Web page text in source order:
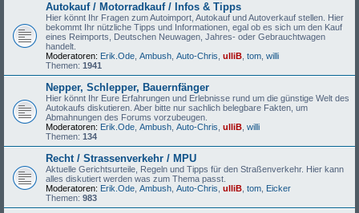
Autokauf / Motorradkauf / Infos & Tipps
Hier könnt Ihr Fragen zum Autoimport, Autokauf und Autoverkauf stellen. Hier
bekommt Ihr nützliche Tipps und Informationen, egal ob es sich um den Kauf
eines Reimports, Deutschen Neuwagen, Jahres- oder Gebrauchtwagen
handelt.
Moderatoren: Erik.Ode Ambush Auto-Chris ulliB tom willi
Themen: 1941
Nepper, Schlepper, Bauernfänger
Hier könnt Ihr Eure Erfahrungen und Erlebnisse rund um die günstige Welt des
Autokaufs diskutieren. Aber bitte nur sachlich belegbare Fakten, um
Abmahnungen des Forums vorzubeugen.
Moderatoren: Erik.Ode Ambush Auto-Chris ulliB willi
Themen: 134
Recht / Strassenverkehr / MPU
Aktuelle Gerichtsurteile, Regeln und Tipps für den Straßenverkehr. Hier kann
alles diskutiert werden was zum Thema passt.
Moderatoren: Erik.Ode Ambush Auto-Chris ulliB tom Eicker
Themen: 983